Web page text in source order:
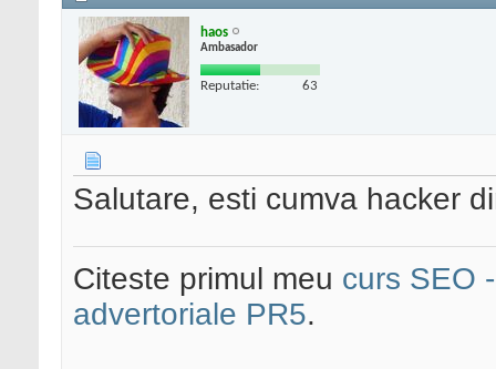
haos
Ambasador
Reputatie: 63
Salutare, esti cumva hacker
Citeste primul meu curs SEO
advertoriale PR5.